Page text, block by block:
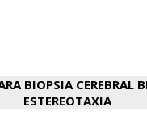
BIOPSIA CEREBRAL
ESTEREOTAXIA